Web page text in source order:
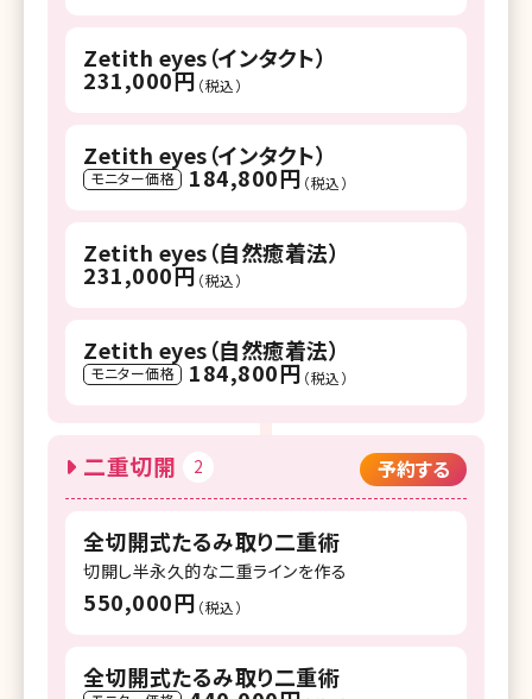
Zetith eyes（インタクト）
231,000円 （税込）
Zetith eyes（インタクト）
モニター価格 184,800円 （税込）
Zetith eyes（自然癒着法）
231,000円 （税込）
Zetith eyes（自然癒着法）
モニター価格 184,800円 （税込）
二重切開 2 予約する
全切開式たるみ取り二重術
切開し半永久的な二重ラインを作る
550,000円 （税込）
全切開式たるみ取り二重術